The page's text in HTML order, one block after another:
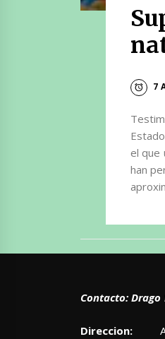
7
el que
han
Contacto:
Direccion: Av.